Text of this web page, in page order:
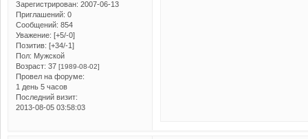
Зарегистрирован: 2007-06-13
Приглашений: 0
Сообщений: 854
Уважение: [+5/-0]
Позитив: [+34/-1]
Пол: Мужской
Возраст: 37 [1989-08-02]
Провел на форуме:
1 день 5 часов
Последний визит:
2013-08-05 03:58:03